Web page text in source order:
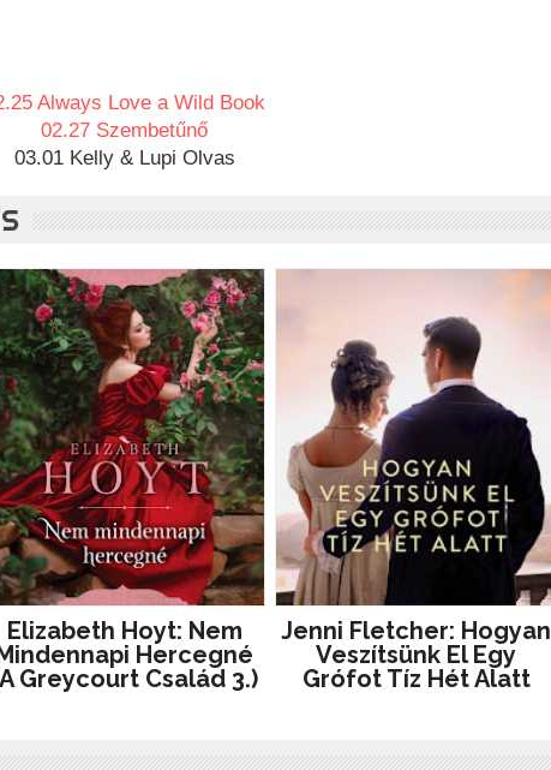
Always Love a Wild Book
02.27 Szembetűnő
03.01 Kelly & Lupi Olvas
Elizabeth Hoyt: Nem
Hercegné
Greycourt Család 3.)
Jenni Fletcher: Hogyan
Veszítsünk El Egy
Grófot Tíz Hét Alatt